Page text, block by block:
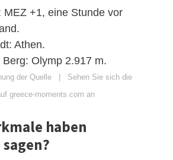
MEZ +1, eine Stunde vor
Athen.
Berg: Olymp 2.917 m.
der Quelle | Sehen Sie sich die
greece-moments.com an
haben